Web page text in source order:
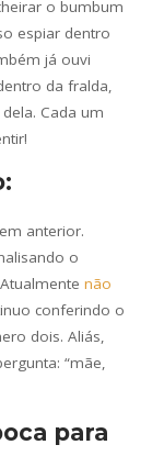
o bumbum
espiar dentro
já ouvi
da fralda,
Cada um
anterior.
o
não
conferindo o
dois. Aliás,
“mãe,
para